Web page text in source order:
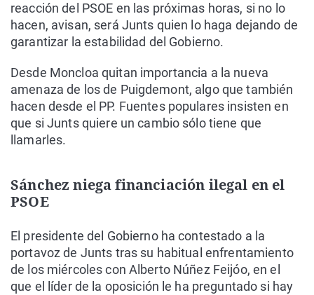
reacción del PSOE en las próximas horas, si no lo
hacen, avisan, será Junts quien lo haga dejando de
garantizar la estabilidad del Gobierno.
Desde Moncloa quitan importancia a la nueva
amenaza de los de Puigdemont, algo que también
hacen desde el PP. Fuentes populares insisten en
que si Junts quiere un cambio sólo tiene que
llamarles.
Sánchez niega financiación ilegal en el
PSOE
El presidente del Gobierno ha contestado a la
portavoz de Junts tras su habitual enfrentamiento
de los miércoles con Alberto Núñez Feijóo, en el
que el líder de la oposición le ha preguntado si hay